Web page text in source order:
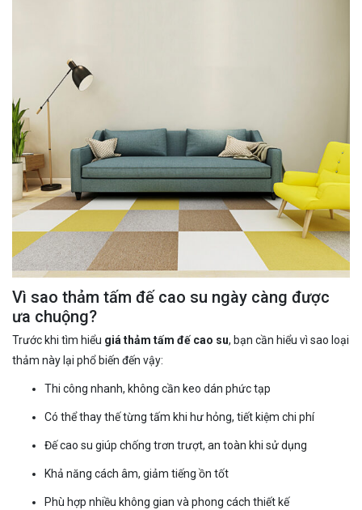
Vì sao thảm tấm đế cao su ngày càng được
ưa chuộng?
Trước khi tìm hiểu giá thảm tấm đế cao su, bạn cần hiểu vì sao loại
thảm này lại phổ biến đến vậy:
Thi công nhanh, không cần keo dán phức tạp
Có thể thay thế từng tấm khi hư hỏng, tiết kiệm chi phí
Đế cao su giúp chống trơn trượt, an toàn khi sử dụng
Khả năng cách âm, giảm tiếng ồn tốt
Phù hợp nhiều không gian và phong cách thiết kế